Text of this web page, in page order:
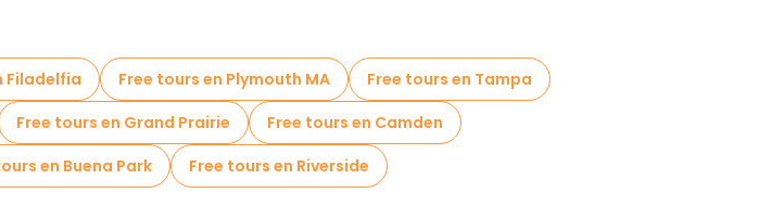
Filadelfia Free tours en Plymouth MA
Free tours en Tampa
Free tours en Grand Prairie
Free tours en Camden
en Buena Park
Free tours en Riverside